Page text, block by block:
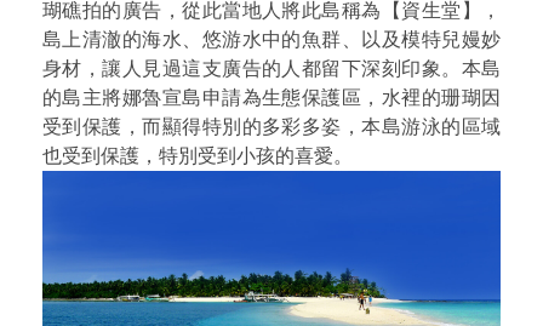
瑚礁拍的廣告，從此當地人將此島稱為【資生堂】，
島上清澈的海水、悠游水中的魚群、以及模特兒嫚妙
身材，讓人見過這支廣告的人都留下深刻印象。本島
的島主將娜魯宣島申請為生態保護區，水裡的珊瑚因
受到保護，而顯得特別的多彩多姿，本島游泳的區域
也受到保護，特別受到小孩的喜愛。